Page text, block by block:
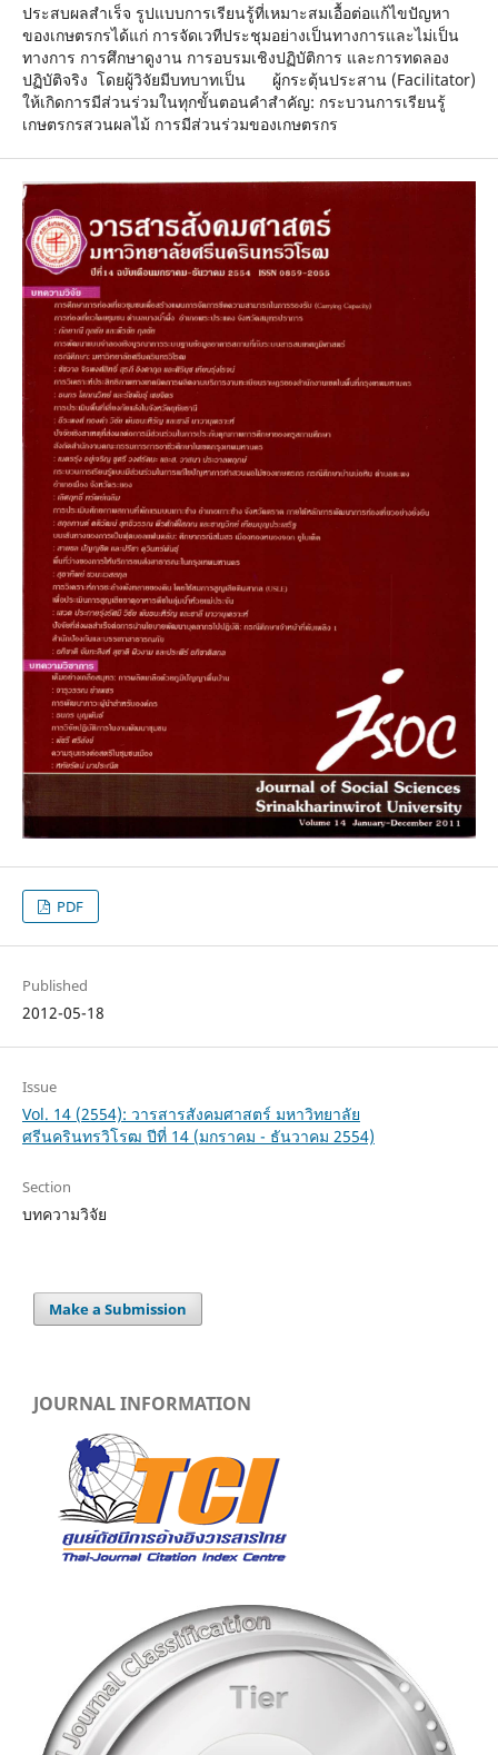
ประสบผลสำเร็จ รูปแบบการเรียนรู้ที่เหมาะสมเอื้อต่อแก้ไขปัญหา
ของเกษตรกรได้แก่ การจัดเวทีประชุมอย่างเป็นทางการและไม่เป็น
ทางการ การศึกษาดูงาน การอบรมเชิงปฏิบัติการ และการทดลอง
ปฏิบัติจริง โดยผู้วิจัยมีบทบาทเป็น ผู้กระตุ้นประสาน (Facilitator)
ให้เกิดการมีส่วนร่วมในทุกขั้นตอนคำสำคัญ: กระบวนการเรียนรู้
เกษตรกรสวนผลไม้ การมีส่วนร่วมของเกษตรกร
PDF
Published
2012-05-18
Issue
Vol. 14 (2554): วารสารสังคมศาสตร์ มหาวิทยาลัย
ศรีนครินทรวิโรฒ ปีที่ 14 (มกราคม - ธันวาคม 2554)
Section
บทความวิจัย
Make a Submission
JOURNAL INFORMATION